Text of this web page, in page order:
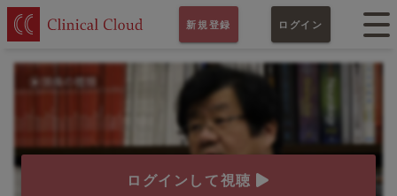
新規登録 ログイン
ログインして視聴